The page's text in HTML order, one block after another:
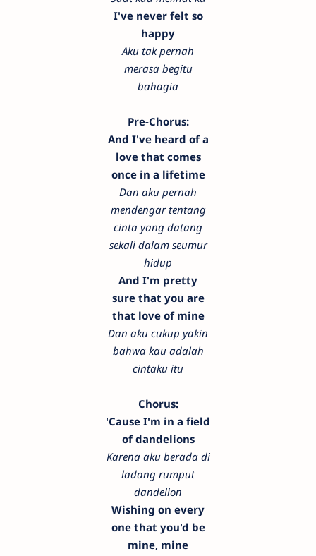
I've never felt so
happy
Aku tak pernah
merasa begitu
bahagia
Pre-Chorus:
And I've heard of a
love that comes
once in a lifetime
Dan aku pernah
mendengar tentang
cinta yang datang
sekali dalam seumur
hidup
And I'm pretty
sure that you are
that love of mine
Dan aku cukup yakin
bahwa kau adalah
cintaku itu
Chorus:
'Cause I'm in a field
of dandelions
Karena aku berada di
ladang rumput
dandelion
Wishing on every
one that you'd be
mine, mine